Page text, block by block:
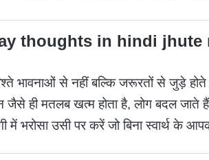
thoughts in hindi jhute
भावनाओं से नहीं बल्कि जरूरतों से जुड़े होते
ही मतलब खत्म होता है, लोग बदल जाते
में भरोसा उसी पर करें जो बिना स्वार्थ के